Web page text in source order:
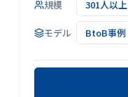
規模 301人以上
モデル BtoB事例